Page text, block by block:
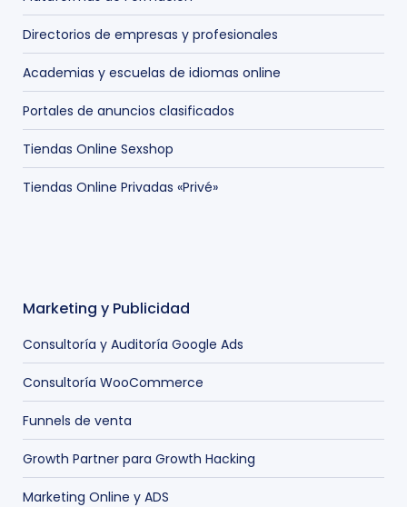
Directorios de empresas y profesionales
Academias y escuelas de idiomas online
Portales de anuncios clasificados
Tiendas Online Sexshop
Tiendas Online Privadas «Privé»
Marketing y Publicidad
Consultoría y Auditoría Google Ads
Consultoría WooCommerce
Funnels de venta
Growth Partner para Growth Hacking
Marketing Online y ADS